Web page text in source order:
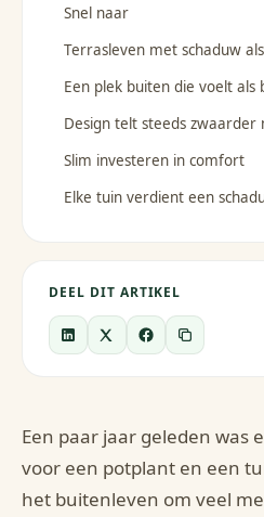
Snel naar
Terrasleven met schaduw
Een plek buiten die voelt als
Design telt steeds zwaarder
Slim investeren in comfort
Elke tuin verdient een
DEEL DIT ARTIKEL
Een paar jaar geleden was
voor een potplant en een
het buitenleven om veel